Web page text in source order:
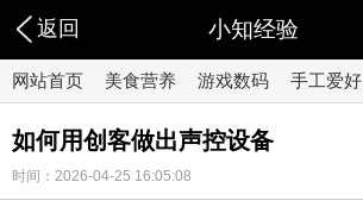
返回 小知经验
网站首页 美食营养 游戏数码 手工爱好
如何用创客做出声控设备
时间：2026-04-25 16:05:08